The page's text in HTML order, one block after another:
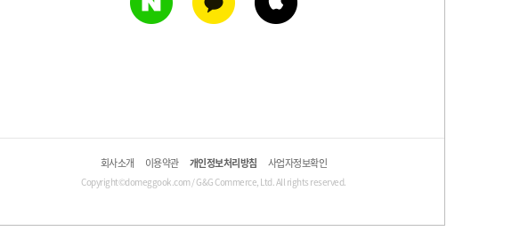
회사소개 이용약관 개인정보처리방침 사업자정보확인
Copyright©domeggook.com / G&G Commerce, Ltd. All rights reserved.